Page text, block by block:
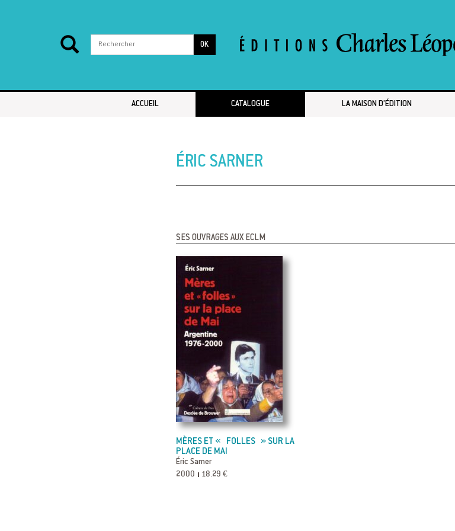
OK
ACCUEIL CATALOGUE LA MAISON D’ÉDITION
ÉRIC SARNER
SES OUVRAGES AUX ECLM
MÈRES ET « FOLLES » SUR LA
PLACE DE MAI
Éric Sarner
2000 18.29 €